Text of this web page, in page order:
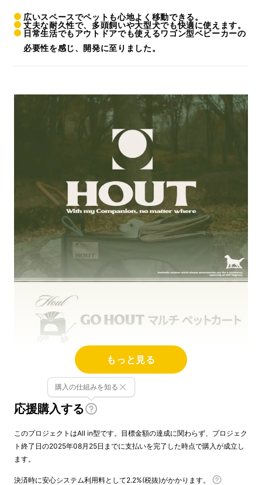
広いスペースでペットも心地よく移動できる。
丈夫な耐久性で、多頭飼いや大型犬でも快適に使えます。
日常生活でもアウトドアでも使えるワゴン型ベビーカーの
必要性を感じ、開発に至りました。
もっと見る
応援購入する
購入の仕組みを知る
このプロジェクトはAll in型です。目標金額の達成に関わらず、プロジェク
ト終了日の2025年08月25日までに支払いを完了した時点で購入が成立し
ます。
決済時に安心システム利用料として2.2%(税抜)がかかります。